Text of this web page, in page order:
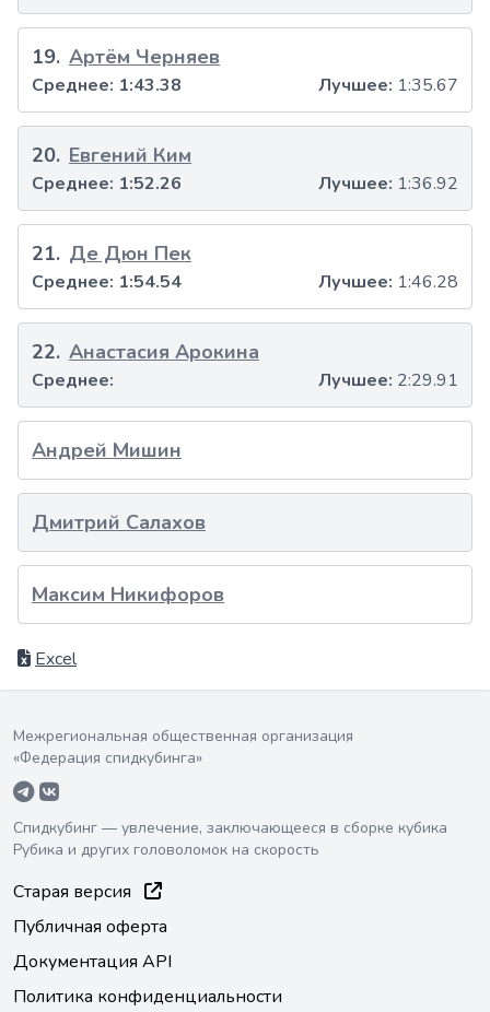
19. Артём Черняев
Среднее: 1:43.38 Лучшее: 1:35.67
20. Евгений Ким
Среднее: 1:52.26 Лучшее: 1:36.92
21. Де Дюн Пек
Среднее: 1:54.54 Лучшее: 1:46.28
22. Анастасия Арокина
Среднее: Лучшее: 2:29.91
Андрей Мишин
Дмитрий Салахов
Максим Никифоров
Excel
Межрегиональная общественная организация
«Федерация спидкубинга»
Спидкубинг — увлечение, заключающееся в сборке кубика
Рубика и других головоломок на скорость
Старая версия
Публичная оферта
Документация API
Политика конфиденциальности